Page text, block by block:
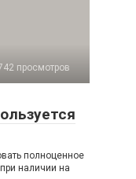
просмотров
полноценное
наличии на